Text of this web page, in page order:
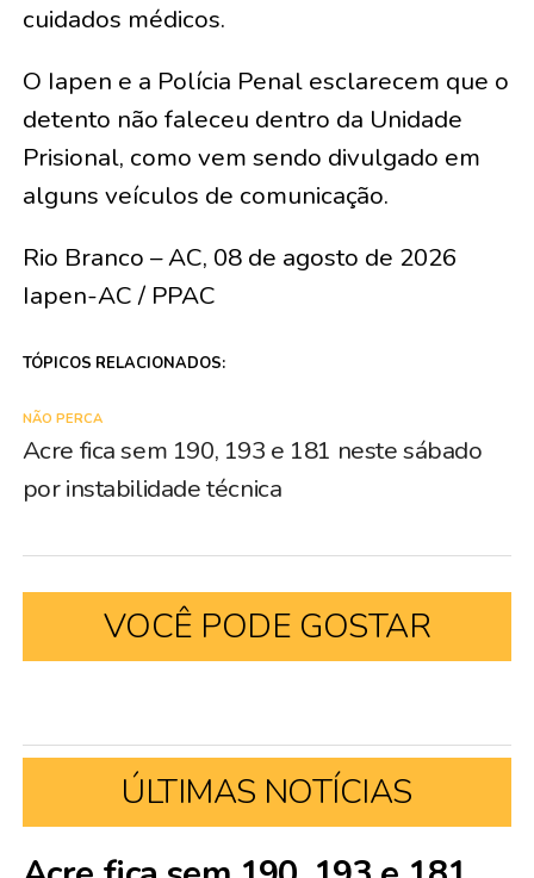
cuidados médicos.
O Iapen e a Polícia Penal esclarecem que o
detento não faleceu dentro da Unidade
Prisional, como vem sendo divulgado em
alguns veículos de comunicação.
Rio Branco – AC, 08 de agosto de 2026
Iapen-AC / PPAC
TÓPICOS RELACIONADOS:
NÃO PERCA
Acre fica sem 190, 193 e 181 neste sábado
por instabilidade técnica
VOCÊ PODE GOSTAR
ÚLTIMAS NOTÍCIAS